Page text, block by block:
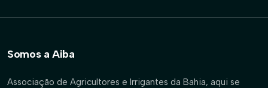
Somos a Aiba
Associação de Agricultores e Irrigantes da Bahia, aqui se